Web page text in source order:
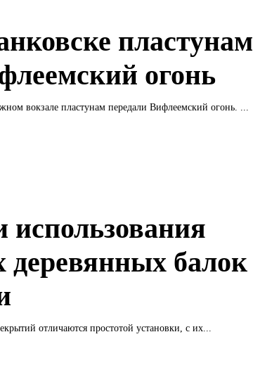
пластунам
огонь
вокзале пластунам передали Вифлеемский огонь. ...
использования
деревянных балок
отличаются простотой установки, с их...